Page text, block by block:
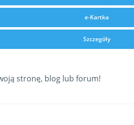
e-Kartka
Szczegóły
stronę, blog lub forum!